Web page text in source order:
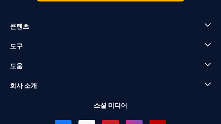
콘텐츠
도구
도움
회사 소개
소셜 미디어